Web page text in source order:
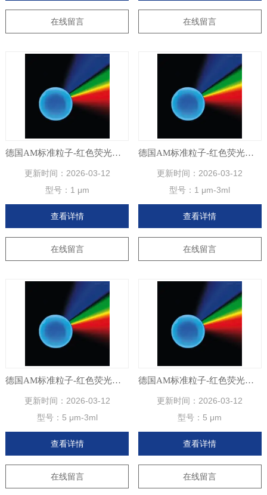
在线留言 在线留言
德国AM标准粒子-红色荧光聚苯乙烯微球
更新时间： 2026-03-12
型号： 1 μm
查看详情
在线留言
德国AM标准粒子-红色荧光聚苯乙烯微球
更新时间： 2026-03-12
型号： 1 μm-3ml
查看详情
在线留言
德国AM标准粒子-红色荧光聚苯乙烯微球
更新时间： 2026-03-12
型号： 5 μm-3ml
查看详情
在线留言
德国AM标准粒子-红色荧光聚苯乙烯微球
更新时间： 2026-03-12
型号： 5 μm
查看详情
在线留言